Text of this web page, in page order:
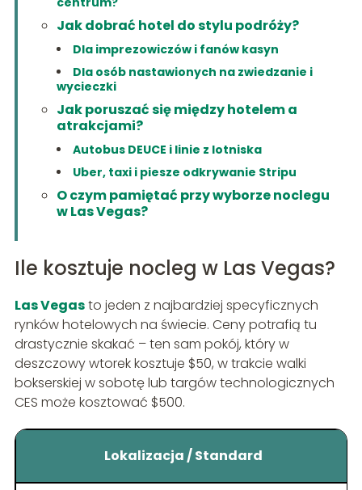
Jak dobrać hotel do stylu podróży?
Dla imprezowiczów i fanów kasyn
Dla osób nastawionych na zwiedzanie i
wycieczki
Jak poruszać się między hotelem a
atrakcjami?
Autobus DEUCE i linie z lotniska
Uber, taxi i piesze odkrywanie Stripu
O czym pamiętać przy wyborze noclegu
w Las Vegas?
Ile kosztuje nocleg w Las Vegas?
Las Vegasto jeden z najbardziej specyficznych
rynków hotelowych na świecie. Ceny potrafią tu
drastycznie skakać – ten sam pokój, który w
deszczowy wtorek kosztuje $50, w trakcie walki
bokserskiej w sobotę lub targów technologicznych
CES może kosztować $500.
Lokalizacja / Standard